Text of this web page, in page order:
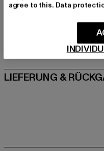
GRÖSSE &
PFLEGEHINWEISE
LIEFERUNG &
agree to this. Data